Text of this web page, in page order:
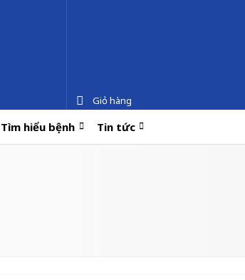
Giỏ hàng
Tìm hiểu bệnh Tin tức